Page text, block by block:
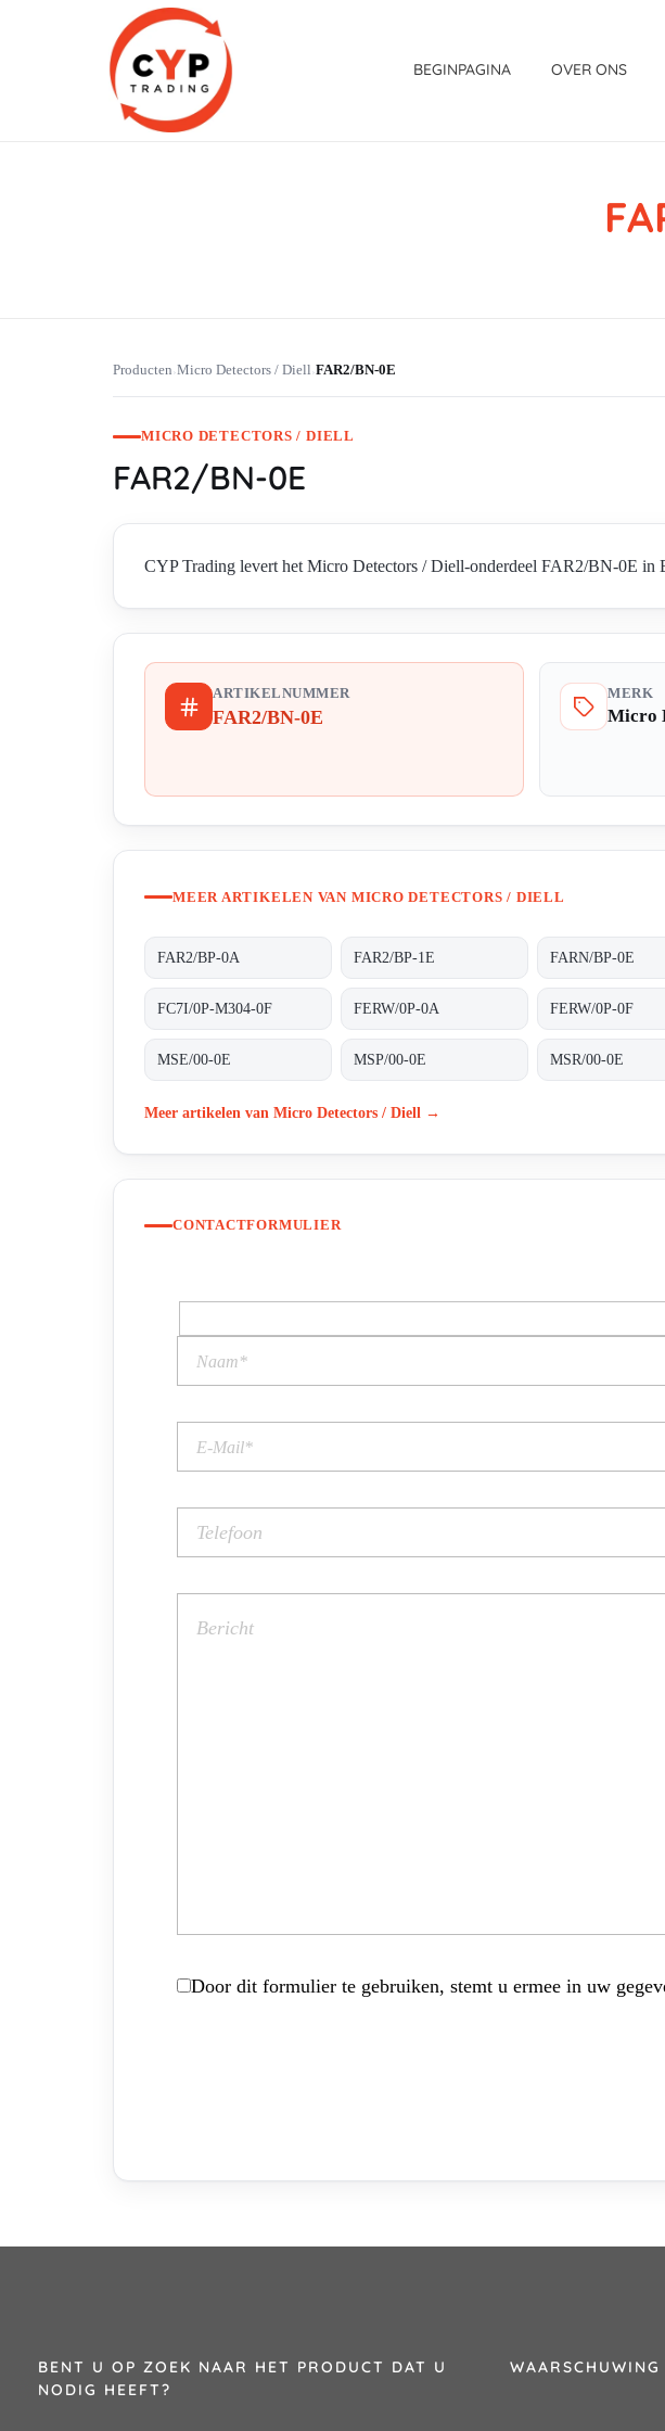
BEGINPAGINA OVER ONS
Producten›Micro Detectors / Diell›FAR2/BN-0E
MICRO DETECTORS / DIELL
FAR2/BN-0E
CYP Trading levert het Micro Detectors / Diell-onderdeel FAR2/BN-0E in
ARTIKELNUMMER
FAR2/BN-0E
MERK
Micro
MEER ARTIKELEN VAN MICRO DETECTORS / DIELL
FAR2/BP-0A FAR2/BP-1E FARN/BP-0E
FC7I/0P-M304-0F FERW/0P-0A FERW/0P-0F
MSE/00-0E MSP/00-0E MSR/00-0E
Meer artikelen van Micro Detectors / Diell →
CONTACTFORMULIER
Door dit formulier te gebruiken, stemt u ermee in uw
BENT U OP ZOEK NAAR HET PRODUCT DAT U
NODIG HEEFT?
WAARSCHUWING